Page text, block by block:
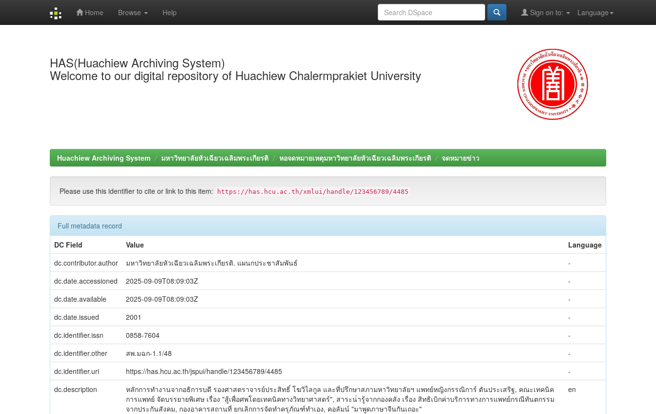
Home Browse Help Language
Sign on to:
HAS(Huachiew Archiving System)
Welcome to our digital repository of Huachiew Chalermprakiet University
Huachiew Archiving System มหาวิทยาลัยหัวเฉียวเฉลิมพระเกียรติ หอจดหมายเหตุมหาวิทยาลัยหัวเฉียวเฉลิมพระเกียรติ จดหมายข่าว
Please use this identifier to cite or link to this item: https://has.hcu.ac.th/xmlui/handle/123456789/4485
Full metadata record
DC Field
Value
Language
dc.contributor.author
มหาวิทยาลัยหัวเฉียวเฉลิมพระเกียรติ. แผนกประชาสัมพันธ์
-
dc.date.accessioned
2025-09-09T08:09:03Z
-
dc.date.available
2025-09-09T08:09:03Z
-
dc.date.issued
2001
-
dc.identifier.issn
0858-7604
-
dc.identifier.other
สพ.มฉก-1.1/48
-
dc.identifier.uri
https://has.hcu.ac.th/jspui/handle/123456789/4485
-
dc.description
หลักการทำงานจากอธิการบดี รองศาสตราจารย์ประสิทธิ์ โฆวิไลกูล และที่ปรึกษาสภามหาวิทยาลัยฯ แพทย์หญิงกรรณิการ์ ตันประเสริฐ, คณะเทคนิค
การแพทย์ จัดบรรยายพิเศษ เรื่อง "สู้เพื่อศพโดยเทคนิคทางวิทยาศาสตร์", สาระน่่ารู้จากกองคลัง เรื่อง สิทธิเบิกค่าบริการทางการแพทย์กรณีทันตกรรม
จากประกันสังคม, กองอาคารสถานที่ ยกเลิกการจัดทำครุภัณฑ์ทำเอง, คอลัมน์ "มาพูดภาษาจีนกันเถอะ"
en